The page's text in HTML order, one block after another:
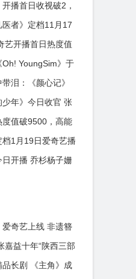
播首日收视破2，
医者》定档11月17
艺开播首日热度值
YoungSim》于
演‘王庆
泪：《颜心记》
少年》今日收官 张
度值破9500，高能
档1月19日爱奇艺播
日开播 乔杉杨子姗
爱奇艺上线 非遗簪
嘉益十年“陕西三部
长剧 《主角》成